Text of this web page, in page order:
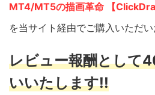
MT4/MT5の描画革命 【
を当サイト経由でご購入いただい
レビュー報酬として
いいたします!!